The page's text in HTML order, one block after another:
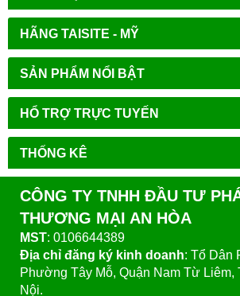
HÃNG TAISITE - MỸ
SẢN PHẨM NỔI BẬT
HỔ TRỢ TRỰC TUYẾN
THỐNG KÊ
CÔNG TY TNHH ĐẦU TƯ
THƯƠNG MẠI AN HÒA
MST: 0106644389
Địa chỉ đăng ký kinh doanh: Tổ Dân
Phường Tây Mỗ, Quận Nam Từ Liêm,
Nội.